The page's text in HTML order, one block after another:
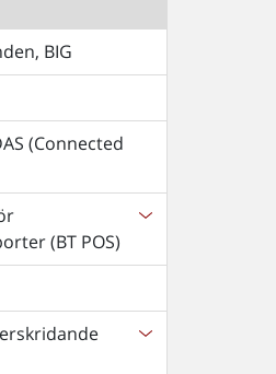
BIG
(Connected
(BT POS)